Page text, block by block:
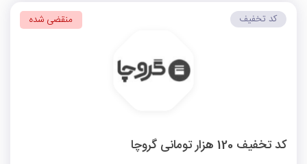
کد تخفیف 120 هزار تومانی گروچا
کد تخفیف منقضی شده